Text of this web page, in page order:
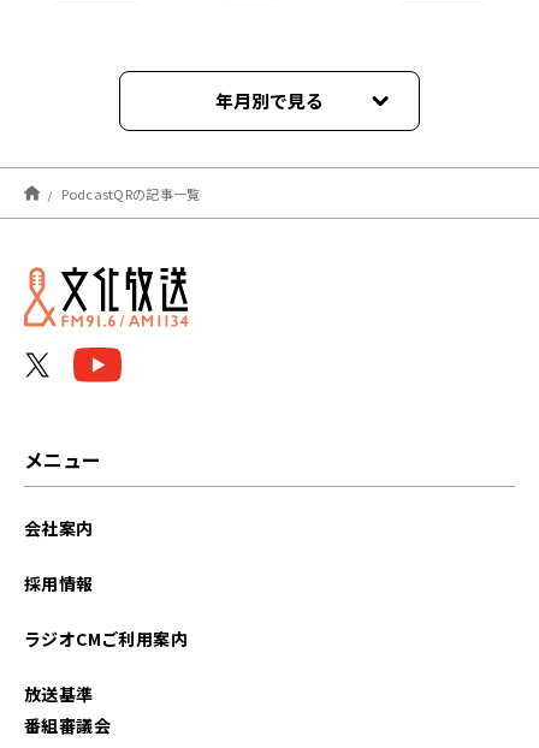
年月別で見る
2026年08月
2026年07月
2026年06月
PodcastQRの記事一覧
メニュー
会社案内
採用情報
ラジオCMご利用案内
放送基準
番組審議会